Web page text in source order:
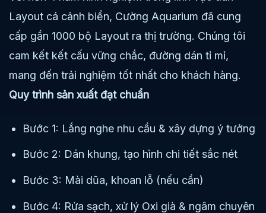
Layout cá cảnh biển, Cường Aquarium đã cung
cấp gần 1000 bộ Layout ra thị trường. Chúng tôi
cam kết kết cấu vững chắc, đường dán tỉ mỉ,
mang đến trải nghiệm tốt nhất cho khách hàng.
Quy trình sản xuất đạt chuẩn
Bước 1: Lắng nghe nhu cầu & xây dựng ý tưởng
Bước 2: Dán khung, tạo hình chi tiết sắc nét
Bước 3: Mài dũa, khoan lỗ (nếu cần)
Bước 4: Rửa sạch, xử lý Oxi già & ngâm chuyên